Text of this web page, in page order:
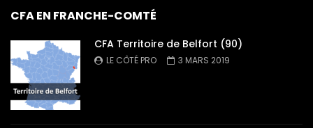
CFA EN FRANCHE-COMTÉ
CFA Territoire de Belfort (90)
LE CÔTÉ PRO 3 MARS 2019